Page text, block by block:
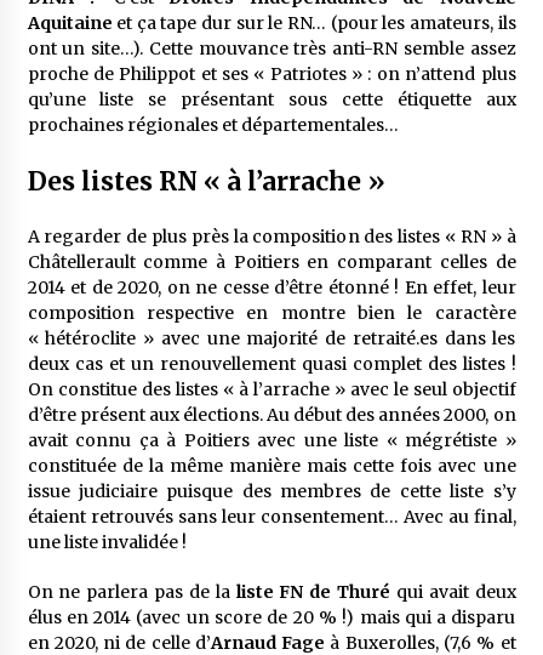
Aquitaine et ça tape dur sur le RN… (pour les amateurs, ils
ont un site…). Cette mouvance très anti-RN semble assez
proche de Philippot et ses « Patriotes » : on n’attend plus
qu’une liste se présentant sous cette étiquette aux
prochaines régionales et départementales…
Des listes RN « à l’arrache »
A regarder de plus près la composition des listes « RN » à
Châtellerault comme à Poitiers en comparant celles de
2014 et de 2020, on ne cesse d’être étonné ! En effet, leur
composition respective en montre bien le caractère
« hétéroclite » avec une majorité de retraité.es dans les
deux cas et un renouvellement quasi complet des listes !
On constitue des listes « à l’arrache » avec le seul objectif
d’être présent aux élections. Au début des années 2000, on
avait connu ça à Poitiers avec une liste « mégrétiste »
constituée de la même manière mais cette fois avec une
issue judiciaire puisque des membres de cette liste s’y
étaient retrouvés sans leur consentement… Avec au final,
une liste invalidée !
On ne parlera pas de la liste FN de Thuré qui avait deux
élus en 2014 (avec un score de 20 % !) mais qui a disparu
en 2020, ni de celle d’Arnaud Fage à Buxerolles, (7,6 % et